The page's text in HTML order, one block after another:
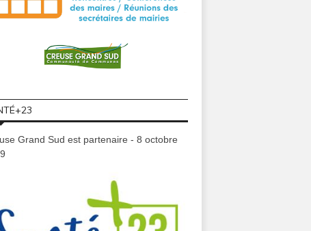
Grand Sud est partenaire - 8 octobre